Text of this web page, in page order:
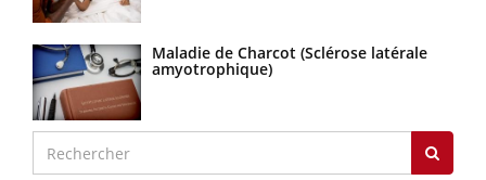
Maladie de Charcot (Sclérose latérale
amyotrophique)